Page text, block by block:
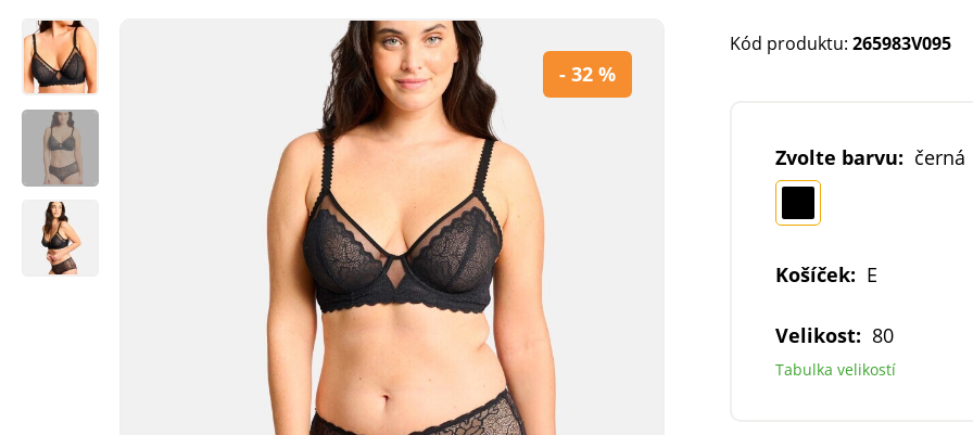
- 32 %
Kód produktu: 265983V095
Zvolte barvu: černá
Košíček: E
Velikost: 80
Tabulka velikostí